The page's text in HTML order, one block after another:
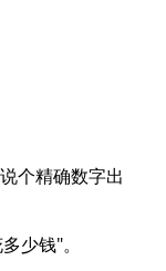
个精确数字出
少钱"。